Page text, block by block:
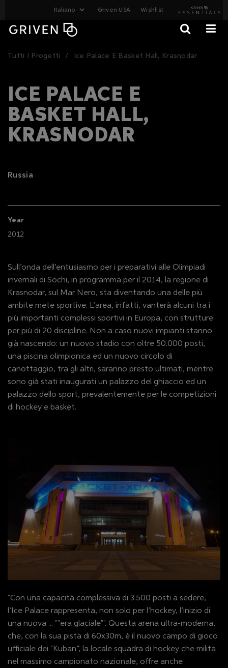
Griven USA Wishlist
Tutti I Progetti Ice Palace E Basket Hall, Krasnodar
ICE PALACE E
BASKET HALL,
KRASNODAR
Russia
Sull’onda dell’entusiasmo per i preparativi alle Olimpiadi
invernali di Sochi, in programma per il 2014, la regione di
Krasnodar, sul Mar Nero, sta diventando una delle più
ambite mete sportive. L’area, infatti, vanterà alcuni tra i
più importanti complessi sportivi in Europa, con strutture
per più di 20 discipline. Non a caso nuovi impianti stanno
già nascendo: un nuovo stadio con oltre 50.000 posti,
una piscina olimpionica ed un nuovo circolo di
canottaggio, tra gli altri, saranno presto ultimati, mentre
sono già stati inaugurati un palazzo del ghiaccio ed un
palazzo dello sport, prevalentemente per le competizioni
di hockey e basket.
Year
2012
"Con una capacità complessiva di 3.500 posti a sedere,
l’Ice Palace rappresenta, non solo per l’hockey, l’inizio di
una nuova ... ""era glaciale"". Questa arena ultra-moderna,
che, con la sua pista di 60x30m, è il nuovo campo di gioco
ufficiale dei "Kuban”, la locale squadra di hockey che milita
nel massimo campionato nazionale, offre anche